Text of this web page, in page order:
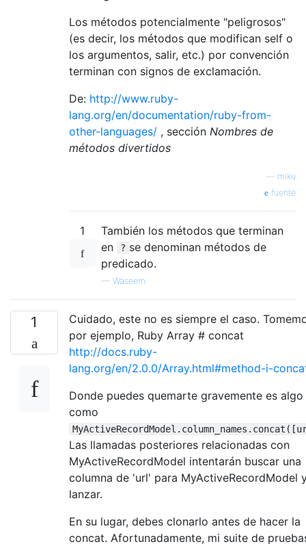
Los métodos potencialmente "peligrosos"
(es decir, los métodos que modifican self o
los argumentos, salir, etc.) por convención
terminan con signos de exclamación.
De: http://www.ruby-
lang.org/en/documentation/ruby-from-
other-languages/ , sección Nombres de
métodos divertidos
miku
fuente
1
También los métodos que terminan
en
? se denominan métodos de
predicado.
— Waseem
1
Cuidado, este no es siempre el caso.
por ejemplo, Ruby Array # concat
http://docs.ruby-
lang.org/en/2.0.0/Array.html#method-i-
Donde puedes quemarte gravemente es algo
como
Las llamadas posteriores relacionadas con
MyActiveRecordModel intentarán buscar una
columna de 'url' para MyActiveRecordModel
lanzar.
En su lugar, debes clonarlo antes de hacer la
concat. Afortunadamente, mi suite de